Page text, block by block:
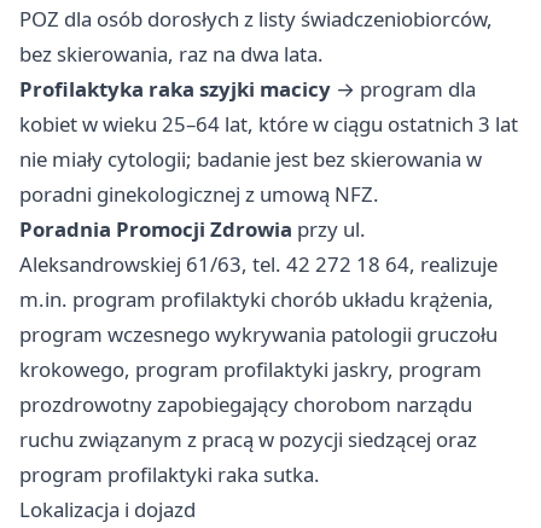
POZ dla osób dorosłych z listy świadczeniobiorców,
bez skierowania, raz na dwa lata.
Profilaktyka raka szyjki macicy → program dla
kobiet w wieku 25–64 lat, które w ciągu ostatnich 3 lat
nie miały cytologii; badanie jest bez skierowania w
poradni ginekologicznej z umową NFZ.
Poradnia Promocji Zdrowia przy ul.
Aleksandrowskiej 61/63, tel. 42 272 18 64, realizuje
m.in. program profilaktyki chorób układu krążenia,
program wczesnego wykrywania patologii gruczołu
krokowego, program profilaktyki jaskry, program
prozdrowotny zapobiegający chorobom narządu
ruchu związanym z pracą w pozycji siedzącej oraz
program profilaktyki raka sutka.
Lokalizacja i dojazd